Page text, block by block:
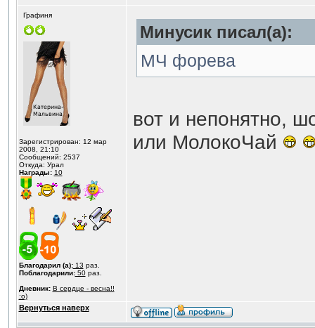
Графиня
Зарегистрирован: 12 мар
2008, 21:10
Сообщений: 2537
Откуда: Урал
Награды: 10
Благодарил (а):13 раз.
Поблагодарили:50раз.
Дневник: В сердце - весна!!
:o)
Минусик писал(а):
МЧ форева
вот и непонятно,
или МолокоЧай
Вернуться наверх